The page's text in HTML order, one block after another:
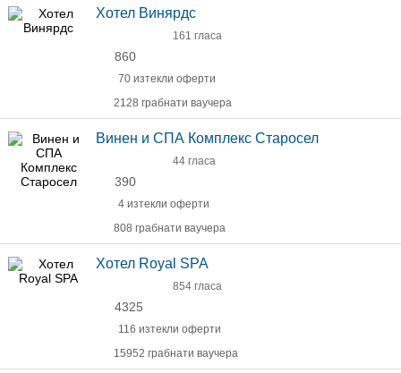
Хотел Винярдс
161 гласа
860
70 изтекли оферти
2128 грабнати ваучера
Винен и СПА Комплекс Старосел
44 гласа
390
4 изтекли оферти
808 грабнати ваучера
Хотел Royal SPA
854 гласа
4325
116 изтекли оферти
15952 грабнати ваучера